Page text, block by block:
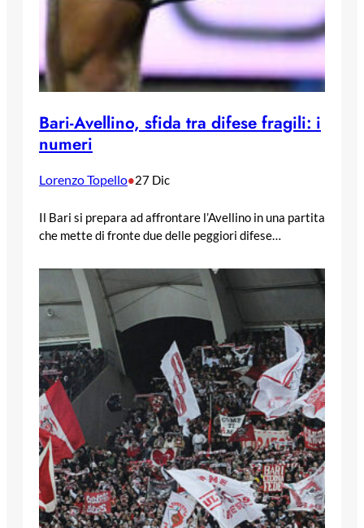
Bari-Avellino, sfida tra difese fragili: i
numeri
Lorenzo Topello•27 Dic
Il Bari si prepara ad affrontare l’Avellino in una partita
che mette di fronte due delle peggiori difese…